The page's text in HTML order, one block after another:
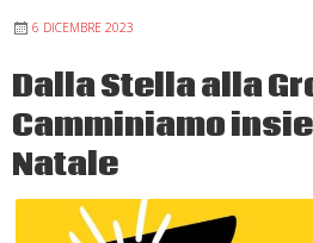
6 DICEMBRE 2023
Dalla Stella alla
Camminiamo
Natale